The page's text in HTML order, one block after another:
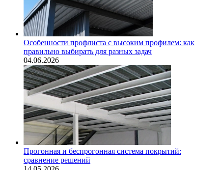
Особенности профлиста с высоким профилем: как
правильно выбирать для разных задач
04.06.2026
Прогонная и беспрогонная система покрытий:
сравнение решений